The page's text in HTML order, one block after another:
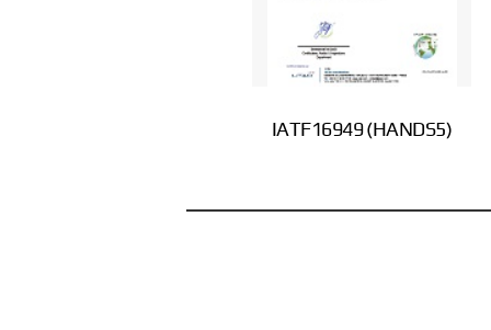
IATF16949 (HANDS5)